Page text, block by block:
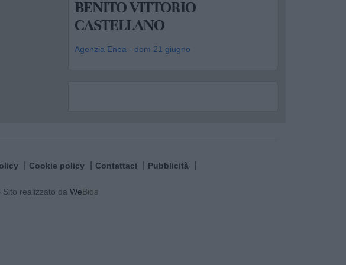
BENITO VITTORIO
CASTELLANO
Agenzia Enea - dom 21 giugno
Cookie policy Contattaci Pubblicità
Sito realizzato da WeBios